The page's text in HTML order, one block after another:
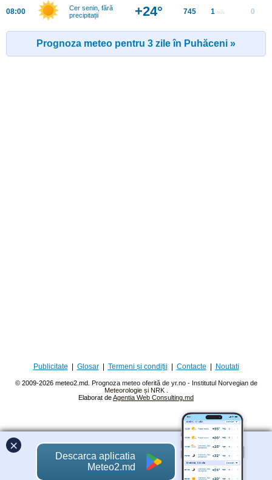
08:00
Cer senin, fără
precipitații
+24° 745 1 m/s 0
Prognoza meteo pentru 3 zile în Puhăceni »
Publicitate Glosar| Termeni și condiții Contacte Noutati
© 2009-2026 meteo2.md. Prognoza meteo oferită de yr.no - Institutul Norvegian de
Meteorologie și NRK
Elaborat deAgentia Web Consulting.md
×
Descarca aplicatia
Meteo2.md